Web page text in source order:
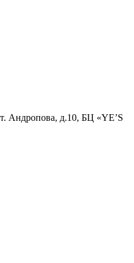
Андропова, д.10, БЦ «YE’S